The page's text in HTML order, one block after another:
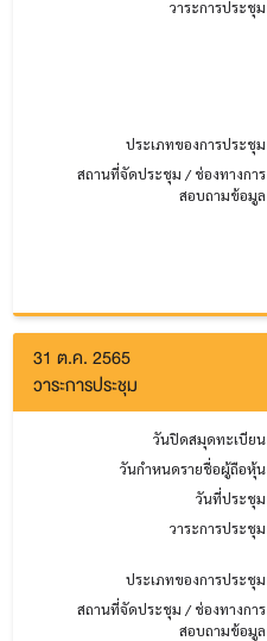
วาระการประชุม
ประเภทของการประชุม
สถานที่จัดประชุม / ช่องทางการ
สอบถามข้อมูล
31 ต.ค. 2565
วาระการประชุม
วันปิดสมุดทะเบียน
วันกำหนดรายชื่อผู้ถือหุ้น
วันที่ประชุม
วาระการประชุม
ประเภทของการประชุม
สถานที่จัดประชุม / ช่องทางการ
สอบถามข้อมูล